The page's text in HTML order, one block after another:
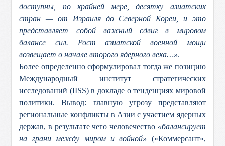
доступны, по крайней мере, десятку азиатских
стран — от Израиля до Северной Кореи, и это
представляет собой важный сдвиг в мировом
балансе сил. Рост азиатской военной мощи
возвещает о начале второго ядерного века…».
Более определенно сформулировал тогда же позицию
Международный институт стратегических
исследований (IISS) в докладе о тенденциях мировой
политики. Вывод: главную угрозу представляют
региональные конфликты в Азии с участием ядерных
держав, в результате чего человечество «балансирует
на грани между миром и войной» («Коммерсант»,